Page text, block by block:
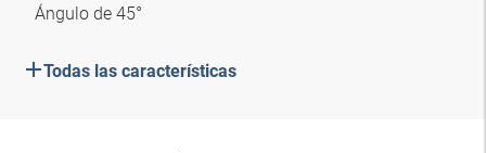
Ángulo de 45°
Todas las características